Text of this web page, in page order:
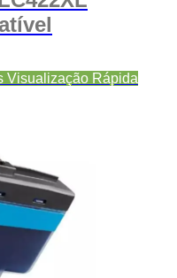
Visualização Rápida